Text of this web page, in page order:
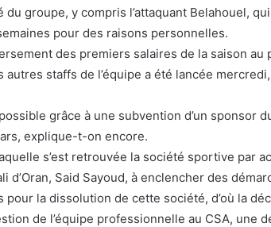
groupe, y compris l’attaquant Belahouel, qui
pour des raisons personnelles.
des premiers salaires de la saison au
autres staffs de l’équipe a été lancée
grâce à une subvention d’un sponsor
explique-t-on encore.
s’est retrouvée la société sportive par
d’Oran, Said Sayoud, à enclencher des
la dissolution de cette société, d’où la
de l’équipe professionnelle au CSA, une